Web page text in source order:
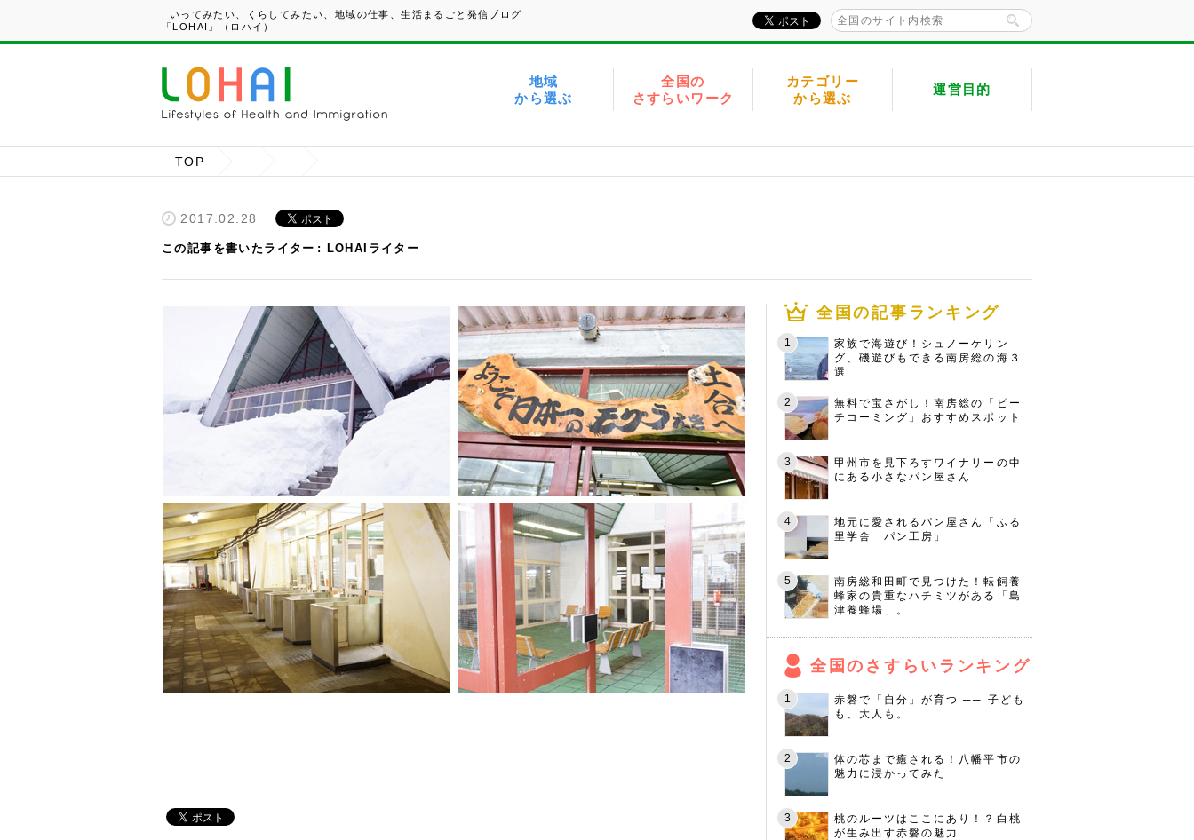
| いってみたい、くらしてみたい、地域の仕事、生活まるごと発信ブログ
「LOHAI」（ロハイ）
地域
から選ぶ
全国の
さすらいワーク
カテゴリー
から選ぶ
運営目的
TOP
2017.02.28
この記事を書いたライター LOHAIライター
全国の記事ランキング
家族で海遊び！シュノーケリン
グ、磯遊びもできる南房総の海３
選
無料で宝さがし！南房総の「ビー
チコーミング」おすすめスポット
甲州市を見下ろすワイナリーの中
にある小さなパン屋さん
地元に愛されるパン屋さん「ふる
里学舎 パン工房」
南房総和田町で見つけた！転飼養
蜂家の貴重なハチミツがある「島
津養蜂場」。
全国のさすらいランキング
赤磐で「自分」が育つ ── 子ども
も、大人も。
体の芯まで癒される！八幡平市の
魅力に浸かってみた
桃のルーツはここにあり！？白桃
が生み出す赤磐の魅力